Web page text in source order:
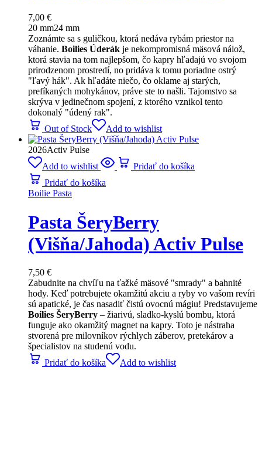
7,00 €
20 mm24 mm
Zoznámte sa s guličkou, ktorá nedáva rybám priestor na
váhanie. Boilies Úderák je nekompromisná mäsová nálož,
ktorá stavia na tom najlepšom, čo kapry hľadajú vo svojom
prirodzenom prostredí, no pridáva k tomu poriadne ostrý
"ľavý hák". Ak hľadáte niečo, čo oklame aj starých,
prefíkaných mohykánov, práve ste to našli. Tajomstvo sa
skrýva v jedinečnom spojení, z ktorého vznikol tento
dokonalý "údený rak".
Out of Stock
Add to wishlist
2026Activ Pulse
Add to wishlist
Pridať do košíka
Pridať do košíka
Boilie Pasta
Pasta ŠeryBerry
(Višňa/Jahoda) Activ Pulse
7,50 €
Zabudnite na chvíľu na ťažké mäsové "smrady" a bahnité
hody. Keď potrebujete okamžitú akciu a ryby vo vašom revíri
sú apatické, je čas nasadiť čistú ovocnú mágiu! Predstavujeme
Boilies ŠeryBerry – žiarivú, sladko-kyslú bombu, ktorá
funguje ako okamžitý magnet na kapry. Toto je nástraha
stvorená pre milovníkov rýchlych záberov, pretekárov a
špecialistov na studenú vodu.
Pridať do košíka
Add to wishlist